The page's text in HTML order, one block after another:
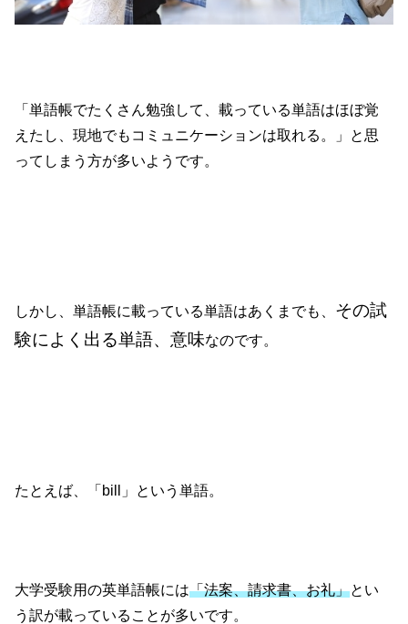
「単語帳でたくさん勉強して、載っている単語はほぼ覚
えたし、現地でもコミュニケーションは取れる。」と思
ってしまう方が多いようです。
しかし、単語帳に載っている単語はあくまでも、 その試
験によく出る単語、意味なのです。
たとえば、「bill」という単語。
大学受験用の英単語帳には「法案、請求書、お礼」とい
う訳が載っていることが多いです。